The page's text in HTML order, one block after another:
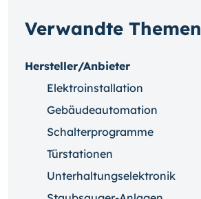
Verwandte Themen
Hersteller/Anbieter
Elektroinstallation
Gebäudeautomation
Schalterprogramme
Türstationen
Unterhaltungselektronik